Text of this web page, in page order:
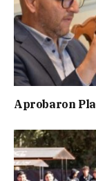
Aprobaron